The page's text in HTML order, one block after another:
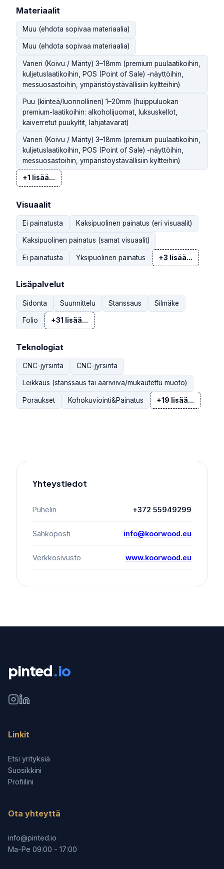
Materiaalit
Muu (ehdota sopivaa materiaalia)
Muu (ehdota sopivaa materiaalia)
Vaneri (Koivu / Mänty) 3–18mm (premium puulaatikoihin,
kuljetuslaatikoihin, POS (Point of Sale) -näyttöihin,
messuosastoihin, ympäristöystävällisiin kyltteihin)
Puu (kiinteä/luonnollinen) 1–20mm (huippuluokan
premium-laatikoihin: alkoholijuomat, luksuskellot,
kaiverretut puukyltit, lahjatavarat)
Vaneri (Koivu / Mänty) 3–18mm (premium puulaatikoihin,
kuljetuslaatikoihin, POS (Point of Sale) -näyttöihin,
messuosastoihin, ympäristöystävällisiin kyltteihin)
+1 lisää...
Visuaalit
Ei painatusta Kaksipuolinen painatus (eri visuaalit)
Kaksipuolinen painatus (samat visuaalit)
Ei painatusta Yksipuolinen painatus +3 lisää...
Lisäpalvelut
Sidonta Suunnittelu Stanssaus Silmäke
Folio +31 lisää...
Teknologiat
CNC-jyrsintä CNC-jyrsintä
Leikkaus (stanssaus tai ääriviiva/mukautettu muoto)
Poraukset Kohokuviointi&Painatus +19 lisää...
Yhteystiedot
Puhelin +372 55949299
Sähköposti info@koorwood.eu
Verkkosivusto www.koorwood.eu
pinted.io
Linkit
Etsi yrityksiä
Suosikkini
Profiilini
Ota yhteyttä
info@pinted.io
Ma-Pe 09:00 - 17:00